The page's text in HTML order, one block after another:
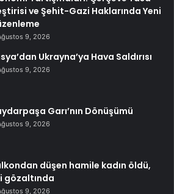
ve Şehit-Gazi Haklarında Yeni
9, 2026
Ukrayna’ya Hava Saldırısı
9, 2026
Garı’nın Dönüşümü
9, 2026
düşen hamile kadın öldü,
gözaltında
9, 2026